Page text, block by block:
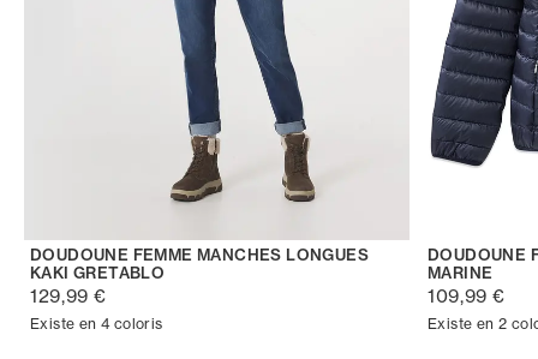
DOUDOUNE FEMME MANCHES LONGUES
KAKI GRETABLO
129,99 €
Existe en 4 coloris
DOUDOUNE
MARINE
109,99 €
Existe en 2